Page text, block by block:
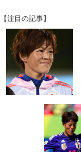
【注目の記事】